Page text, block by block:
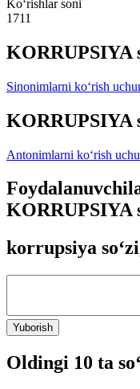
Ko‘rishlar soni
1711
KORRUPSIYA
Sinonimlarni ko‘rish
KORRUPSIYA
Antonimlarni ko‘rish
KORRUPSIYA
korrupsiya
Yuborish
Oldingi 10 ta